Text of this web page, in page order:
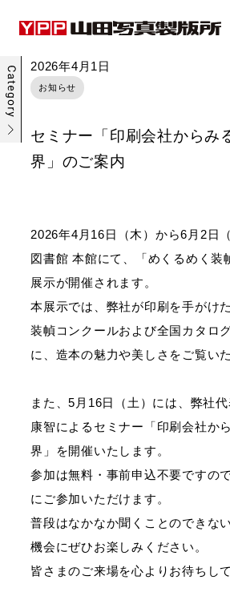
トピックス
採用情報
お問い合わせ
2026年4月1日
お知らせ
セミナー「印刷会社からみ
界」のご案内
2026年4月16日（木）から6月2日
図書館 本館にて、「めくるめく装
展示が開催されます。
本展示では、弊社が印刷を手がけ
装幀コンクールおよび全国カタロ
に、造本の魅力や美しさをご覧い
また、5月16日（土）には、弊社
康智によるセミナー「印刷会社か
界」を開催いたします。
参加は無料・事前申込不要ですの
にご参加いただけます。
普段はなかなか聞くことのできな
機会にぜひお楽しみください。
皆さまのご来場を心よりお待ちし